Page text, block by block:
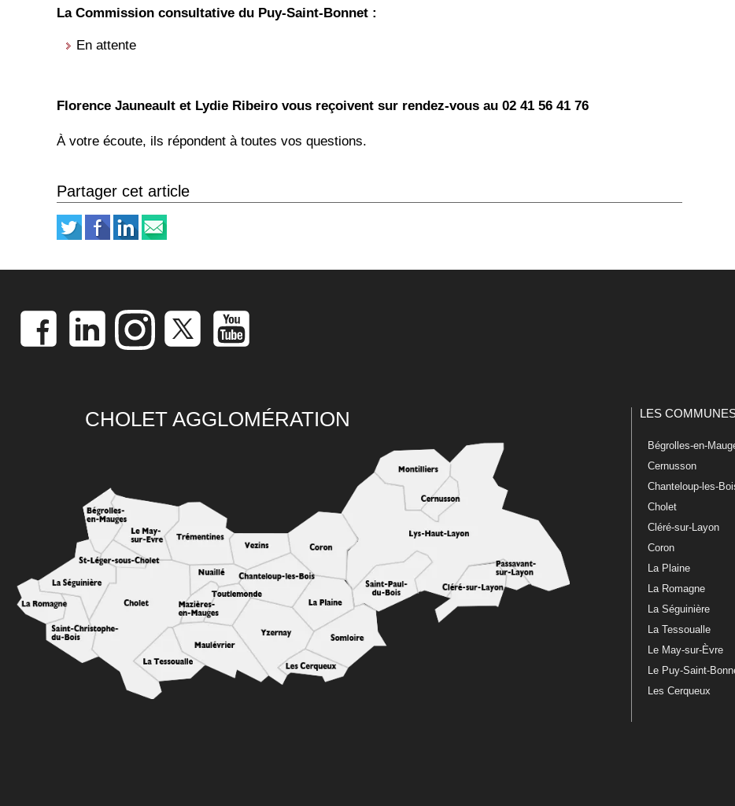
La Commission consultative du Puy-Saint-Bonnet :
En attente
Florence Jauneault et Lydie Ribeiro vous reçoivent sur rendez-vous au 02 41 56 41 76
À votre écoute, ils répondent à toutes vos questions.
Partager cet article
CHOLET AGGLOMÉRATION LES
Bégrolles-en-
Cernusson
Chanteloup-les-
Cholet
Cléré-sur-Layon
Coron
La Plaine
La Romagne
La Séguinière
La Tessoualle
Le May-sur-Èvre
Le Puy-Saint-
Les Cerqueux